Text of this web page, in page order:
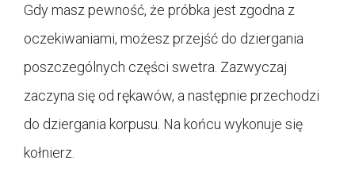
Gdy masz pewność, że próbka jest zgodna z
oczekiwaniami, możesz przejść do dziergania
poszczególnych części swetra. Zazwyczaj
zaczyna się od rękawów, a następnie przechodzi
do dziergania korpusu. Na końcu wykonuje się
kołnierz.